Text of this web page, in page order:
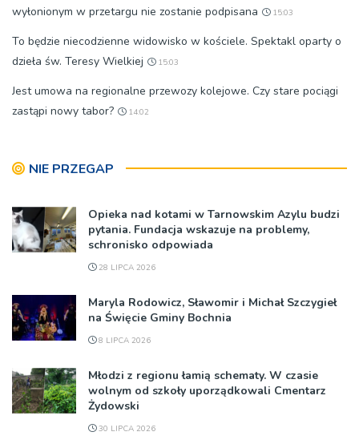
wyłonionym w przetargu nie zostanie podpisana
15:03
To będzie niecodzienne widowisko w kościele. Spektakl oparty o
dzieła św. Teresy Wielkiej
15:03
Jest umowa na regionalne przewozy kolejowe. Czy stare pociągi
zastąpi nowy tabor?
14:02
NIE PRZEGAP
Opieka nad kotami w Tarnowskim Azylu budzi
pytania. Fundacja wskazuje na problemy,
schronisko odpowiada
28 LIPCA 2026
Maryla Rodowicz, Sławomir i Michał Szczygieł
na Święcie Gminy Bochnia
8 LIPCA 2026
Młodzi z regionu łamią schematy. W czasie
wolnym od szkoły uporządkowali Cmentarz
Żydowski
30 LIPCA 2026